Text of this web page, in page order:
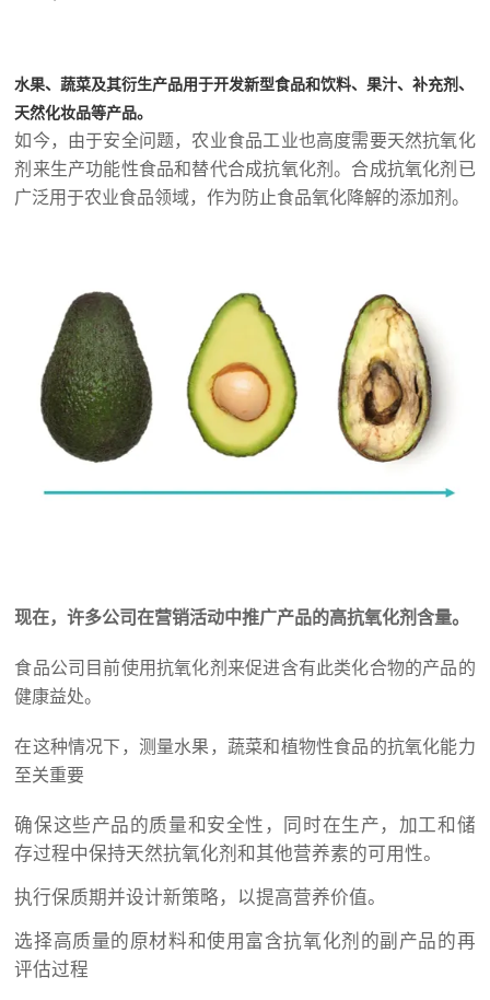
水果、蔬菜及其衍生产品用于开发新型食品和饮料、果汁、补充剂、
天然化妆品等产品。
如今，由于安全问题，农业食品工业也高度需要天然抗氧化
剂来生产功能性食品和替代合成抗氧化剂。合成抗氧化剂已
广泛用于农业食品领域，作为防止食品氧化降解的添加剂。
现在，许多公司在营销活动中推广产品的高抗氧化剂含量。
食品公司目前使用抗氧化剂来促进含有此类化合物的产品的
健康益处。
在这种情况下，测量水果，蔬菜和植物性食品的抗氧化能力
至关重要
确保这些产品的质量和安全性，同时在生产，加工和储
存过程中保持天然抗氧化剂和其他营养素的可用性。
执行保质期并设计新策略，以提高营养价值。
选择高质量的原材料和使用富含抗氧化剂的副产品的再
评估过程